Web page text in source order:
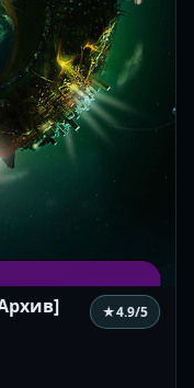
★4.9/5